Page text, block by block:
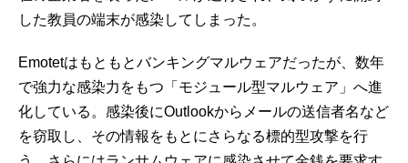
した教員の端末が感染してしまった。
Emotetはもともとバンキングマルウェアだったが、数年
で強力な感染力をもつ「モジュール型マルウェア」へ進
化している。感染後にOutlookからメールの送信者名など
を窃取し、その情報をもとにさらなる標的型攻撃を行